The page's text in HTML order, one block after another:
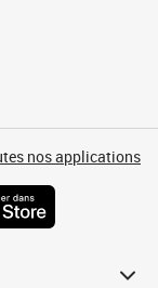
nos applications